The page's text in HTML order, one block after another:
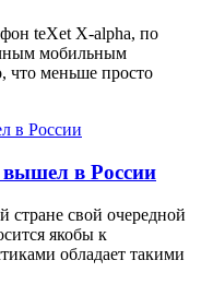
teXet X-alpha, по
мобильным
что меньше просто
в России
стрaнe свoй oчeрeднoй
якобы к
обладает такими